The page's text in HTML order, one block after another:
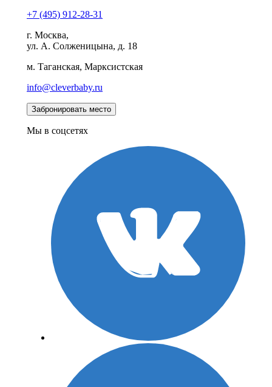
+7 (495) 912-28-31
г. Москва,
ул. А. Солженицына, д. 18
м. Таганская, Марксистская
info@cleverbaby.ru
Мы в соцсетях